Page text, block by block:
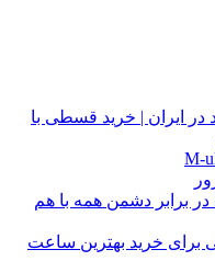
ایران | خرید قسطی با
مانند جنگ ۱۲ روزه در برابر دشمن همه با هم
طلایی برای خرید بهترین ساعت